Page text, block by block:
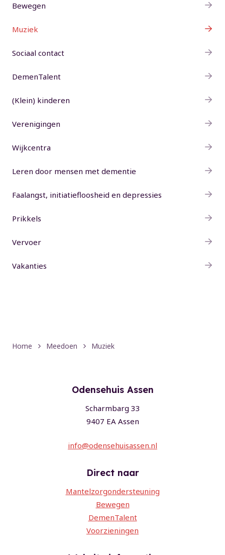
Bewegen
Muziek
Sociaal contact
DemenTalent
(Klein) kinderen
Verenigingen
Wijkcentra
Leren door mensen met dementie
Faalangst, initiatiefloosheid en depressies
Prikkels
Vervoer
Vakanties
Home Meedoen Muziek
Odensehuis Assen
Scharmbarg 33
9407 EA Assen
info@odensehuisassen.nl
Direct naar
Mantelzorgondersteuning
Bewegen
DemenTalent
Voorzieningen